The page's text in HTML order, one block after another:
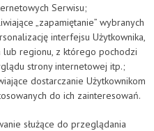
Serwisu;
„zapamiętanie” wybranych
interfejsu Użytkownika,
regionu, z którego pochodzi
strony internetowej itp.;
dostarczanie Użytkownikom
do ich zainteresowań.
służące do przeglądania